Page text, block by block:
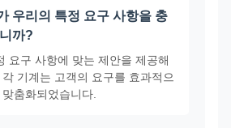
우리의 특정 요구 사항을 충
까?
요구 사항에 맞는 제안을 제공해
기계는 고객의 요구를 효과적으
춤화되었습니다.